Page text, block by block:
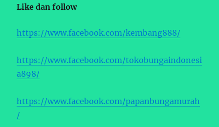
Like dan follow
https://www.facebook.com/kembang888/
https://www.facebook.com/tokobungaindonesi
a898/
https://www.facebook.com/papanbungamurah
/